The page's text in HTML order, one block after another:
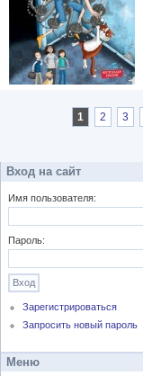
1 2 3
Вход на сайт
Имя пользователя:
Пароль:
Зарегистрироваться
Запросить новый пароль
Меню